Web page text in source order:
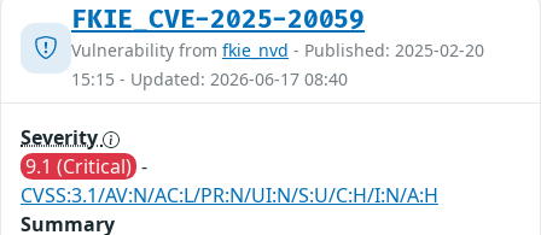
FKIE_CVE-2025-20059
Vulnerability from fkie_nvd - Published: 2025-02-20
15:15 - Updated: 2026-06-17 08:40
Severity
9.1 (Critical) -
CVSS:3.1/AV:N/AC:L/PR:N/UI:N/S:U/C:H/I:N/A:H
Summary